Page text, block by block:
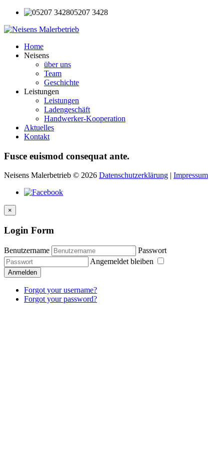
05207 3428
Home
Neisens
über uns
Team
Geschichte
Leistungen
Leistungen
Ladengeschäft
Handwerker-Kooperation
Aktuelles
Kontakt
Fusce euismod consequat ante.
Neisens Malerbetrieb © 2026 Datenschutzerklärung | Impressum
×
Login Form
Benutzername
Passwort
Angemeldet bleiben
Anmelden
Forgot your username?
Forgot your password?